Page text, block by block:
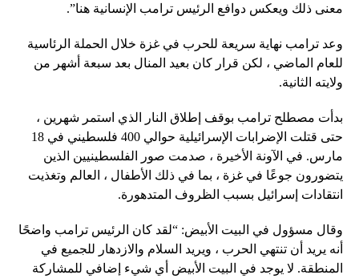
معنى ذلك ويعكس دوافع الرئيس ترامب الإنسانية هنا”.
وعد ترامب نهاية سريعة للحرب في غزة خلال الحملة الرئاسية
للعام الماضي ، لكن قرار كان بعيد المنال بعد سبعة أشهر من
ولايته الثانية.
بدأت مصطلح ترامب بوقف إطلاق النار الذي استمر شهرين ،
حتى قتلت الإضرابات الإسرائيلية حوالي 400 فلسطيني في 18
مارس. في الآونة الأخيرة ، صدمت صور الفلسطينيين الذين
يتضورون جوعًا في غزة ، بما في ذلك الأطفال ، العالم وتغذيت
انتقادات إسرائيل بسبب الظروف المتدهورة.
وقال مسؤول في البيت الأبيض: “لقد كان الرئيس ترامب واضحًا
أنه يريد أن تنتهي الحرب ، ويريد السلام والازدهار للجميع في
المنطقة. لا يوجد في البيت الأبيض أي شيء إضافي للمشاركة